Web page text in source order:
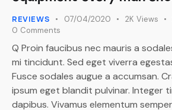
REVIEWS 07/04/2020 2K Views
0 Comments
Q Proin faucibus nec mauris a
mi tincidunt. Sed eget viverra
Fusce sodales augue a accumsan.
ipsum eget blandit pulvinar. Integer
dapibus. Vivamus elementum